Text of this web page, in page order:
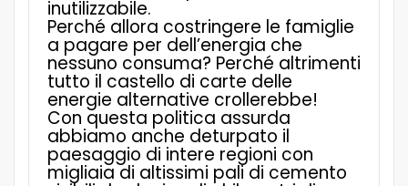
inutilizzabile.
Perché allora costringere le famiglie
a pagare per dell’energia che
nessuno consuma? Perché altrimenti
tutto il castello di carte delle
energie alternative crollerebbe!
Con questa politica assurda
abbiamo anche deturpato il
paesaggio di intere regioni con
migliaia di altissimi pali di cemento